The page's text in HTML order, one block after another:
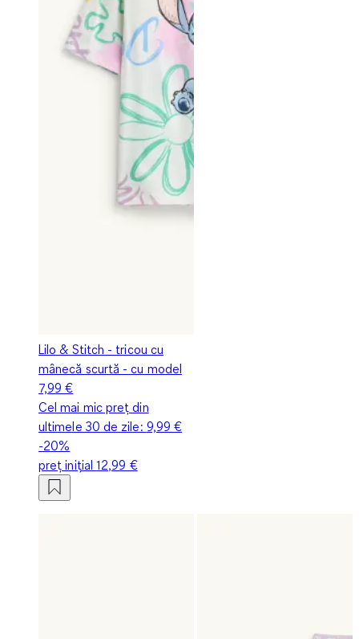
Lilo & Stitch - tricou cu
mânecă scurtă - cu model
7,99 €
Cel mai mic preț din
ultimele 30 de zile: 9,99 €
-20%
preț inițial12,99 €